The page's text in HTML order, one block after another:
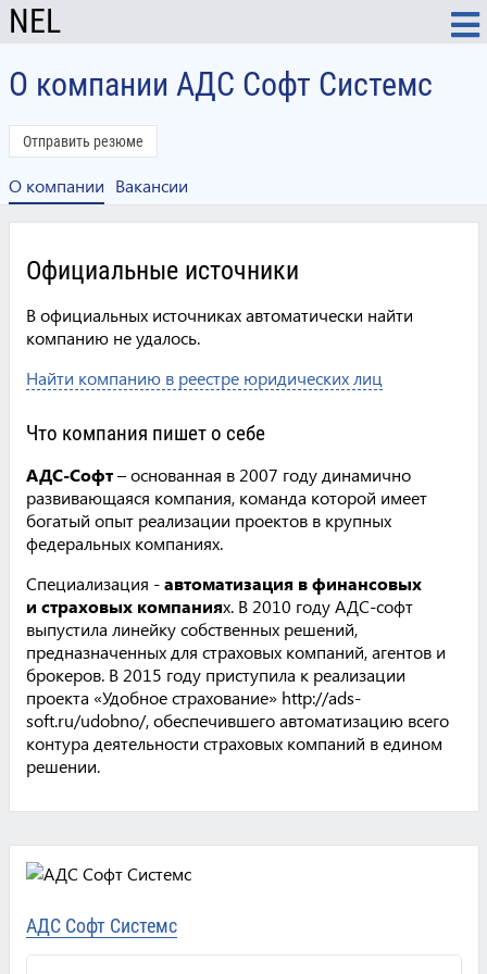
NEL
О компании АДС Софт Системс
Отправить резюме
О компании Вакансии
Официальные источники
В официальных источниках автоматически найти
компанию не удалось.
Найти компанию в реестре юридических лиц
Что компания пишет о себе
АДС-Cофт– основанная в 2007 году динамично
развивающаяся компания, команда которой имеет
богатый опыт реализации проектов в крупных
федеральных компаниях.
Специализация -автоматизация в финансовых
и страховых компаниях. В 2010 году АДС-софт
выпустила линейку собственных решений,
предназначенных для страховых компаний, агентов и
брокеров. В 2015 году приступила к реализации
проекта «Удобное страхование» http://ads-
soft.ru/udobno/, обеспечившего автоматизацию всего
контура деятельности страховых компаний в едином
решении.
АДС Софт Системс